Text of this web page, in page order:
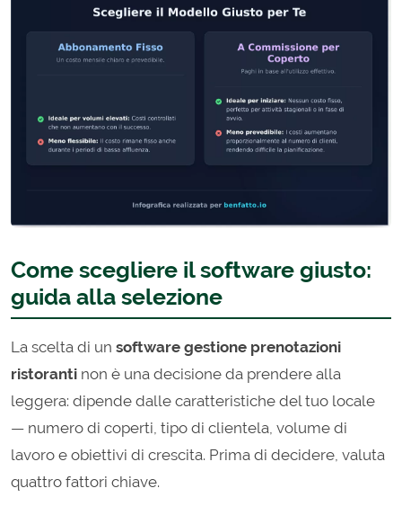
Come scegliere il software giusto:
guida alla selezione
La scelta di un software gestione prenotazioni
ristoranti non è una decisione da prendere alla
leggera: dipende dalle caratteristiche del tuo locale
— numero di coperti, tipo di clientela, volume di
lavoro e obiettivi di crescita. Prima di decidere, valuta
quattro fattori chiave.